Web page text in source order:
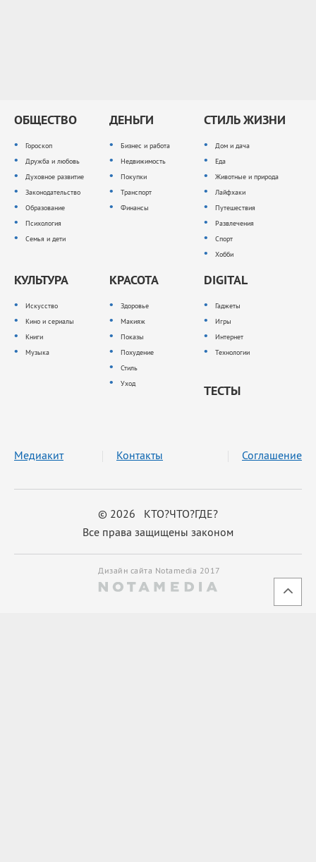
ОБЩЕСТВО
Гороскоп
Дружба и любовь
Духовное развитие
Законодательство
Образование
Психология
Семья и дети
ДЕНЬГИ
Бизнес и работа
Недвижимость
Покупки
Транспорт
Финансы
СТИЛЬ ЖИЗНИ
Дом и дача
Еда
Животные и природа
Лайфхаки
Путешествия
Развлечения
Спорт
Хобби
КУЛЬТУРА
Искусство
Кино и сериалы
Книги
Музыка
КРАСОТА
Здоровье
Макияж
Показы
Похудение
Стиль
Уход
DIGITAL
Гаджеты
Игры
Интернет
Технологии
ТЕСТЫ
© 2026 КТО?ЧТО?ГДЕ?
Все права защищены законом
Медиакит Контакты Соглашение
Дизайн сайта Notamedia 2017